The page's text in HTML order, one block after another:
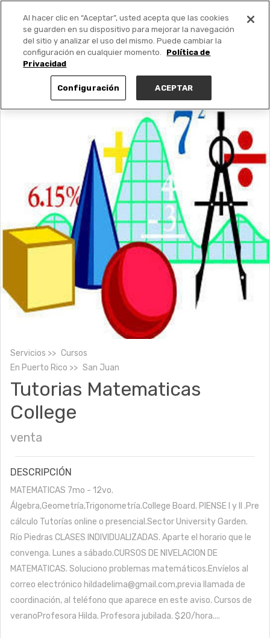
PUBLICA GRATIS +
Servicios
Cursos
En Puerto Rico San Juan
Tutorias Matematicas
College
venta
DESCRIPCIÓN
MATEMATICAS 7mo - 12vo.
Álgebra,Geometría,Trigonometría.College Board. PIENSE I y II .Pre
cálculo Tutorías online o presencial.Sector University Garden.
Río Piedras CLASES INDIVIDUALIZADAS. Aparte el horario que le
convenga. Lunes a sábado.CURSOS DE NIVELACION DE
MATEMATICAS. Soluciono problemas matemáticos.Envíelos al
correo electrónico hildadelima@gmail.com,previa llamada de
coordinación, al teléfono que aparece en este aviso. Cursos de
veranoProfesora Hilda. Profesora jubilada. $20/hora....
Al hacer clic en “Aceptar”, usted acepta que las cookies
se guarden en su dispositivo para mejorar la navegación
del sitio y analizar el uso del mismo. Puede cambiar la
configuración en cualquier momento.
Política de
Privacidad
Configuración ACEPTAR